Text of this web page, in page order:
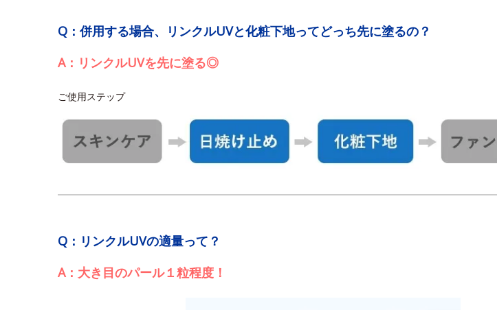
Q：併用する場合、リンクルUVと化粧下地ってどっち先に塗るの？
A：リンクルUVを先に塗る◎
ご使用ステップ
Q：リンクルUVの適量って？
A：大き目のパール１粒程度！